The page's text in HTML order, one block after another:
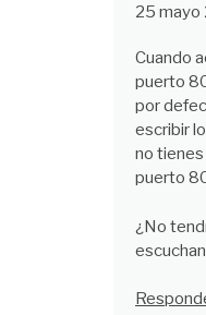
25 mayo
Cuando
puerto
por
escribir
no tienes
puerto
¿No